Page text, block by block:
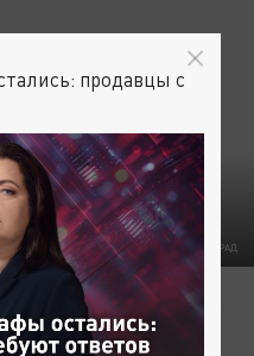
ФОТО: ТЕЛЕКАНАЛ ЦАРЬГРАД
продавцы с